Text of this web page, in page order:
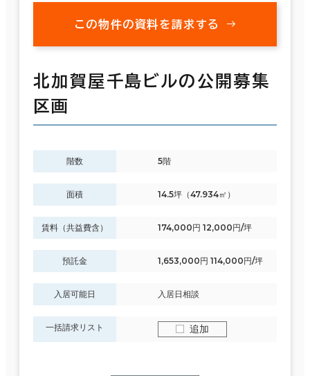
この物件の資料を請求する
北加賀屋千島ビルの公開募集
区画
階数 5階
面積 14.5坪（47.934㎡）
賃料（共益費含） 174,000円 12,000円/坪
預託金 1,653,000円 114,000円/坪
入居可能日 入居日相談
一括請求リスト 追加